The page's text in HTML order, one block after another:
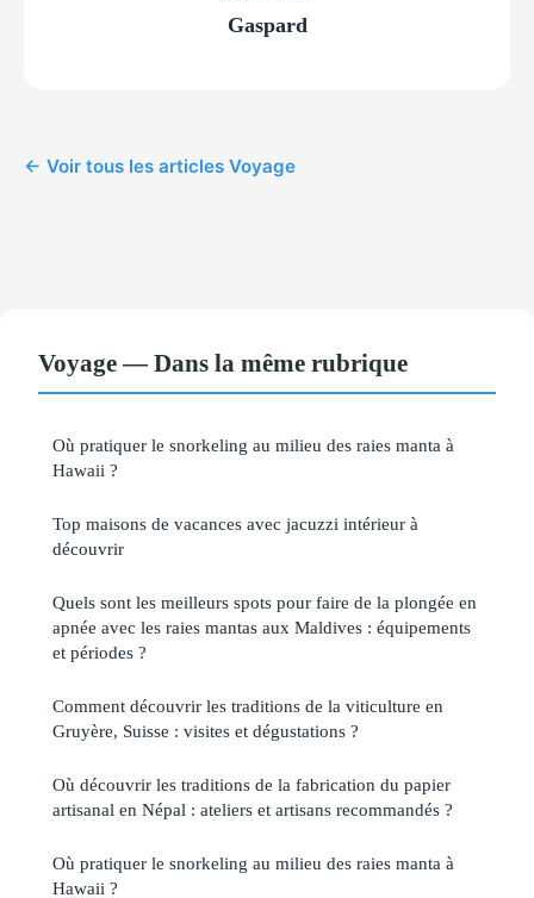
Gaspard
← Voir tous les articles Voyage
Voyage — Dans la même rubrique
Où pratiquer le snorkeling au milieu des raies manta à
Hawaii ?
Top maisons de vacances avec jacuzzi intérieur à
découvrir
Quels sont les meilleurs spots pour faire de la plongée en
apnée avec les raies mantas aux Maldives : équipements
et périodes ?
Comment découvrir les traditions de la viticulture en
Gruyère, Suisse : visites et dégustations ?
Où découvrir les traditions de la fabrication du papier
artisanal en Népal : ateliers et artisans recommandés ?
Où pratiquer le snorkeling au milieu des raies manta à
Hawaii ?